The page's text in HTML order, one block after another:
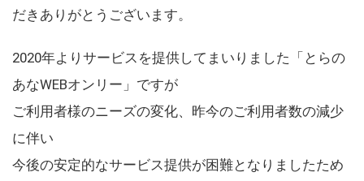
だきありがとうございます。
2020年よりサービスを提供してまいりました「とらの
あなWEBオンリー」ですが
ご利用者様のニーズの変化、昨今のご利用者数の減少
に伴い
今後の安定的なサービス提供が困難となりましたため